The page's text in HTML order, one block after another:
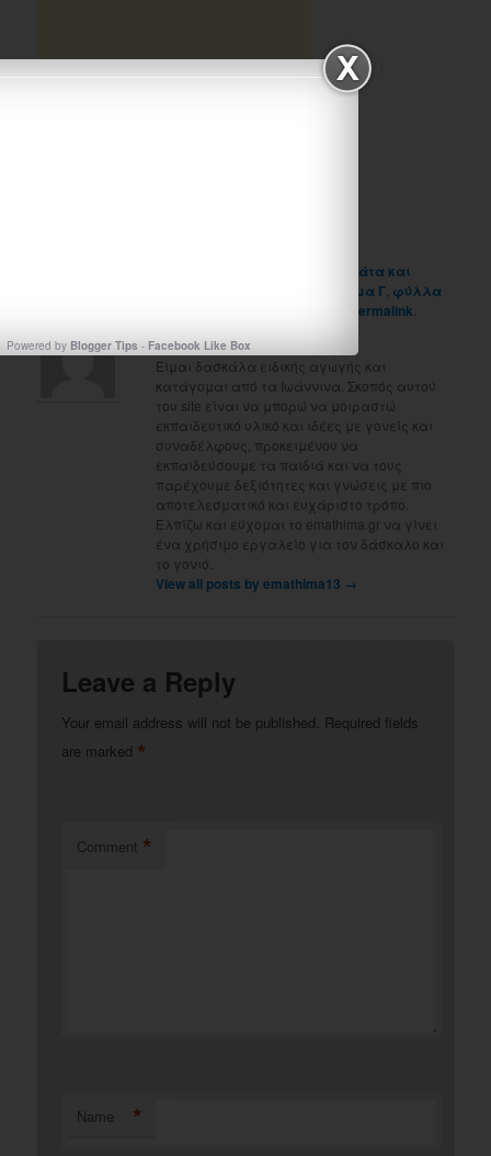
γάτα και
το γράμμα Γ φύλλα
permalink
About emathima13
Είμαι δασκάλα ειδικής αγωγής και
κατάγομαι από τα Ιωάννινα. Σκοπός αυτού
του site είναι να μπορώ να μοιραστώ
εκπαιδευτικό υλικό και ιδέες με γονείς και
συναδέλφους, προκειμένου να
εκπαιδεύσουμε τα παιδιά και να τους
παρέχουμε δεξιότητες και γνώσεις με πιο
αποτελεσματικό και ευχάριστο τρόπο.
Ελπίζω και εύχομαι το emathima.gr να γίνει
ένα χρήσιμο εργαλείο για τον δάσκαλο και
το γονιό.
View all posts by emathima13 →
Leave a Reply
Your email address will not be published. Required fields
are marked *
Comment *
Name *
Powered by Blogger Tips - Facebook Like Box